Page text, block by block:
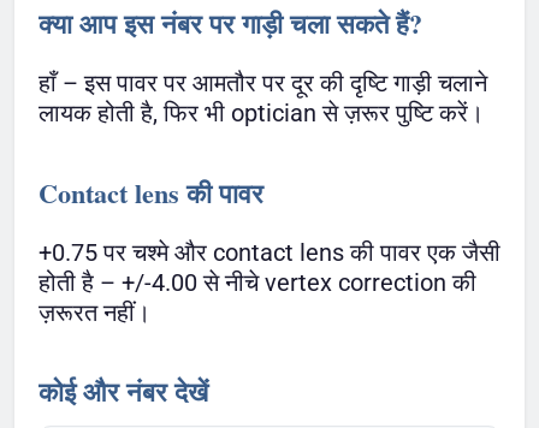
क्या आप इस नंबर पर गाड़ी चला सकते हैं?
हाँ – इस पावर पर आमतौर पर दूर की दृष्टि गाड़ी चलाने
लायक होती है, फिर भी optician से ज़रूर पुष्टि करें।
Contact lens की पावर
+0.75 पर चश्मे और contact lens की पावर एक जैसी
होती है – +/-4.00 से नीचे vertex correction की
ज़रूरत नहीं।
कोई और नंबर देखें